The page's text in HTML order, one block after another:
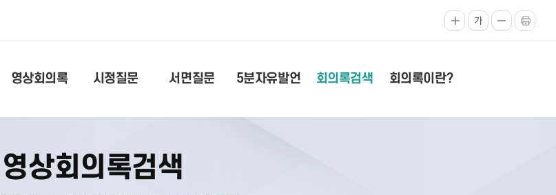
가
영상회의록 시정질문 서면질문 5분자유발언 회의록검색 회의록이란?
영상회의록검색